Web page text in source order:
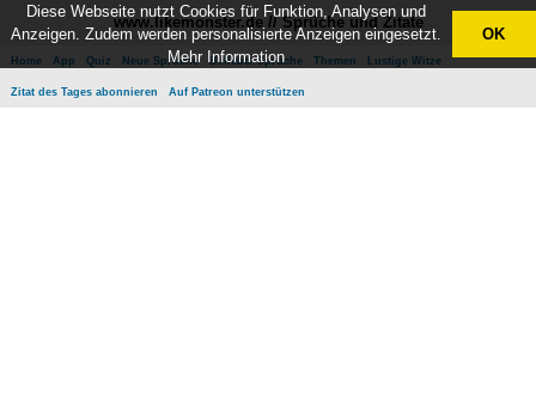
www.likemonster.de // Sprüche und Zitate
Home App Quiz Neue Sprüche Beliebte Sprüche Themen Lustige Witze
Zitat des Tages abonnieren Auf Patreon unterstützen
Diese Webseite nutzt Cookies für Funktion, Analysen und
Anzeigen. Zudem werden personalisierte Anzeigen eingesetzt.
Mehr Information
OK